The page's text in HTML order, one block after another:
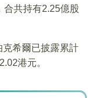
合共持有2.25億股
希爾已披露累計
港元。